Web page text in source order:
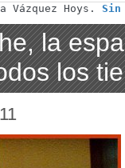
Vázquez Hoys. Sin
la
los